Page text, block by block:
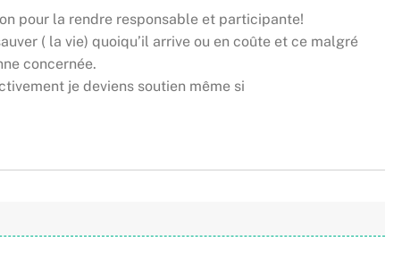
pour la rendre responsable et participante!
( la vie) quoiqu’il arrive ou en coûte et ce malgré
concernée.
je deviens soutien même si